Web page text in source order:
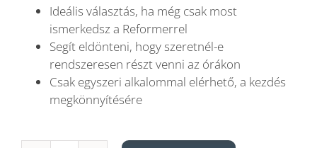
Ideális választás, ha még csak most
ismerkedsz a Reformerrel
Segít eldönteni, hogy szeretnél-e
rendszeresen részt venni az órákon
Csak egyszeri alkalommal elérhető, a kezdés
megkönnyítésére